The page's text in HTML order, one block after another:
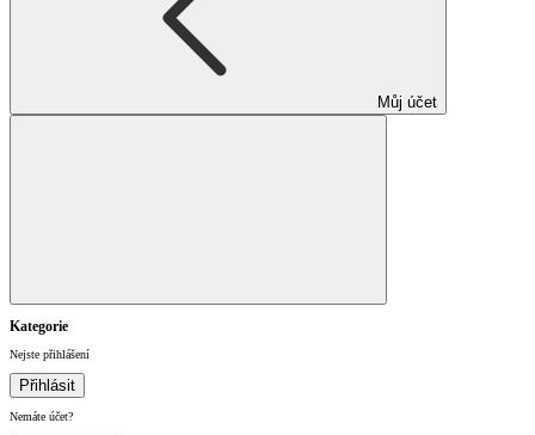
Můj účet
Kategorie
Nejste přihlášení
Přihlásit
Nemáte účet?